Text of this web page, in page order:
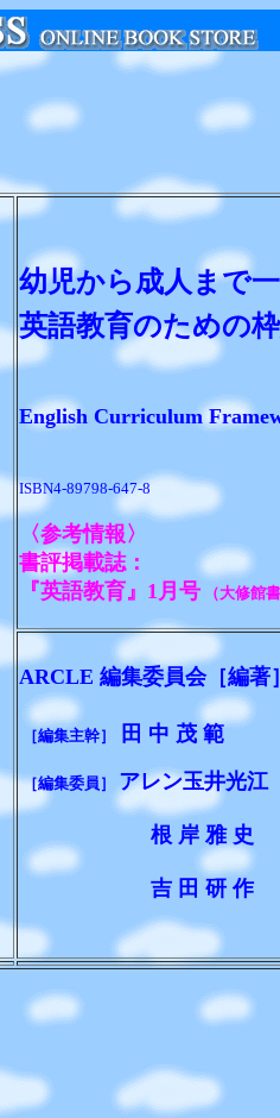
幼児から成人まで
英語教育のための
English Curriculum
ISBN4-89798-647-8
〈参考情報〉
書評掲載誌：
『英語教育』1月号 （大修館
ARCLE 編集委員会［編著
［編集主幹］ 田 中 茂 範
［編集委員］ アレン玉井光江
根 岸 雅 史
吉 田 研 作